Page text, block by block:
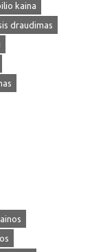
kaina
draudimas